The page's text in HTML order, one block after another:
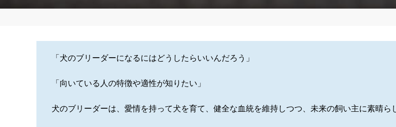
「犬のブリーダーになるにはどうしたらいいんだろう」
「向いている人の特徴や適性が知りたい」
犬のブリーダーは、愛情を持って犬を育て、健全な血統を維持しつつ、未来の飼い主に素晴ら